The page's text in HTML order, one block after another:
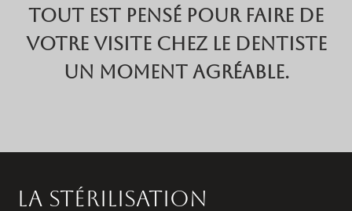
TOUT EST PENSÉ POUR FAIRE DE
VOTRE VISITE CHEZ LE DENTISTE
UN MOMENT AGRÉABLE.
LA STÉRILISATION